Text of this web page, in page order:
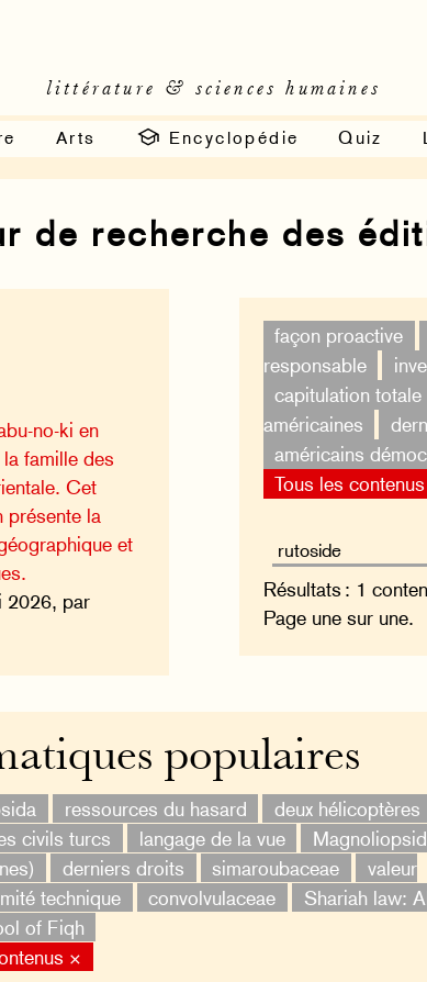
littérature & sciences humaines
Arts Encyclopédie Quiz
de recherche des
façon proactive
responsable
capitulation totale
américaines
américains
Tous les
Résultats : 1
Page une sur une.
no-ki en
famille des
Cet
présente la
et
2026, par
populaires
ressources du hasard
deux hélicoptères
civils turcs
langage de la vue
derniers droits simaroubaceae
valeur
technique convolvulaceae
Shariah law:
of Fiqh
×